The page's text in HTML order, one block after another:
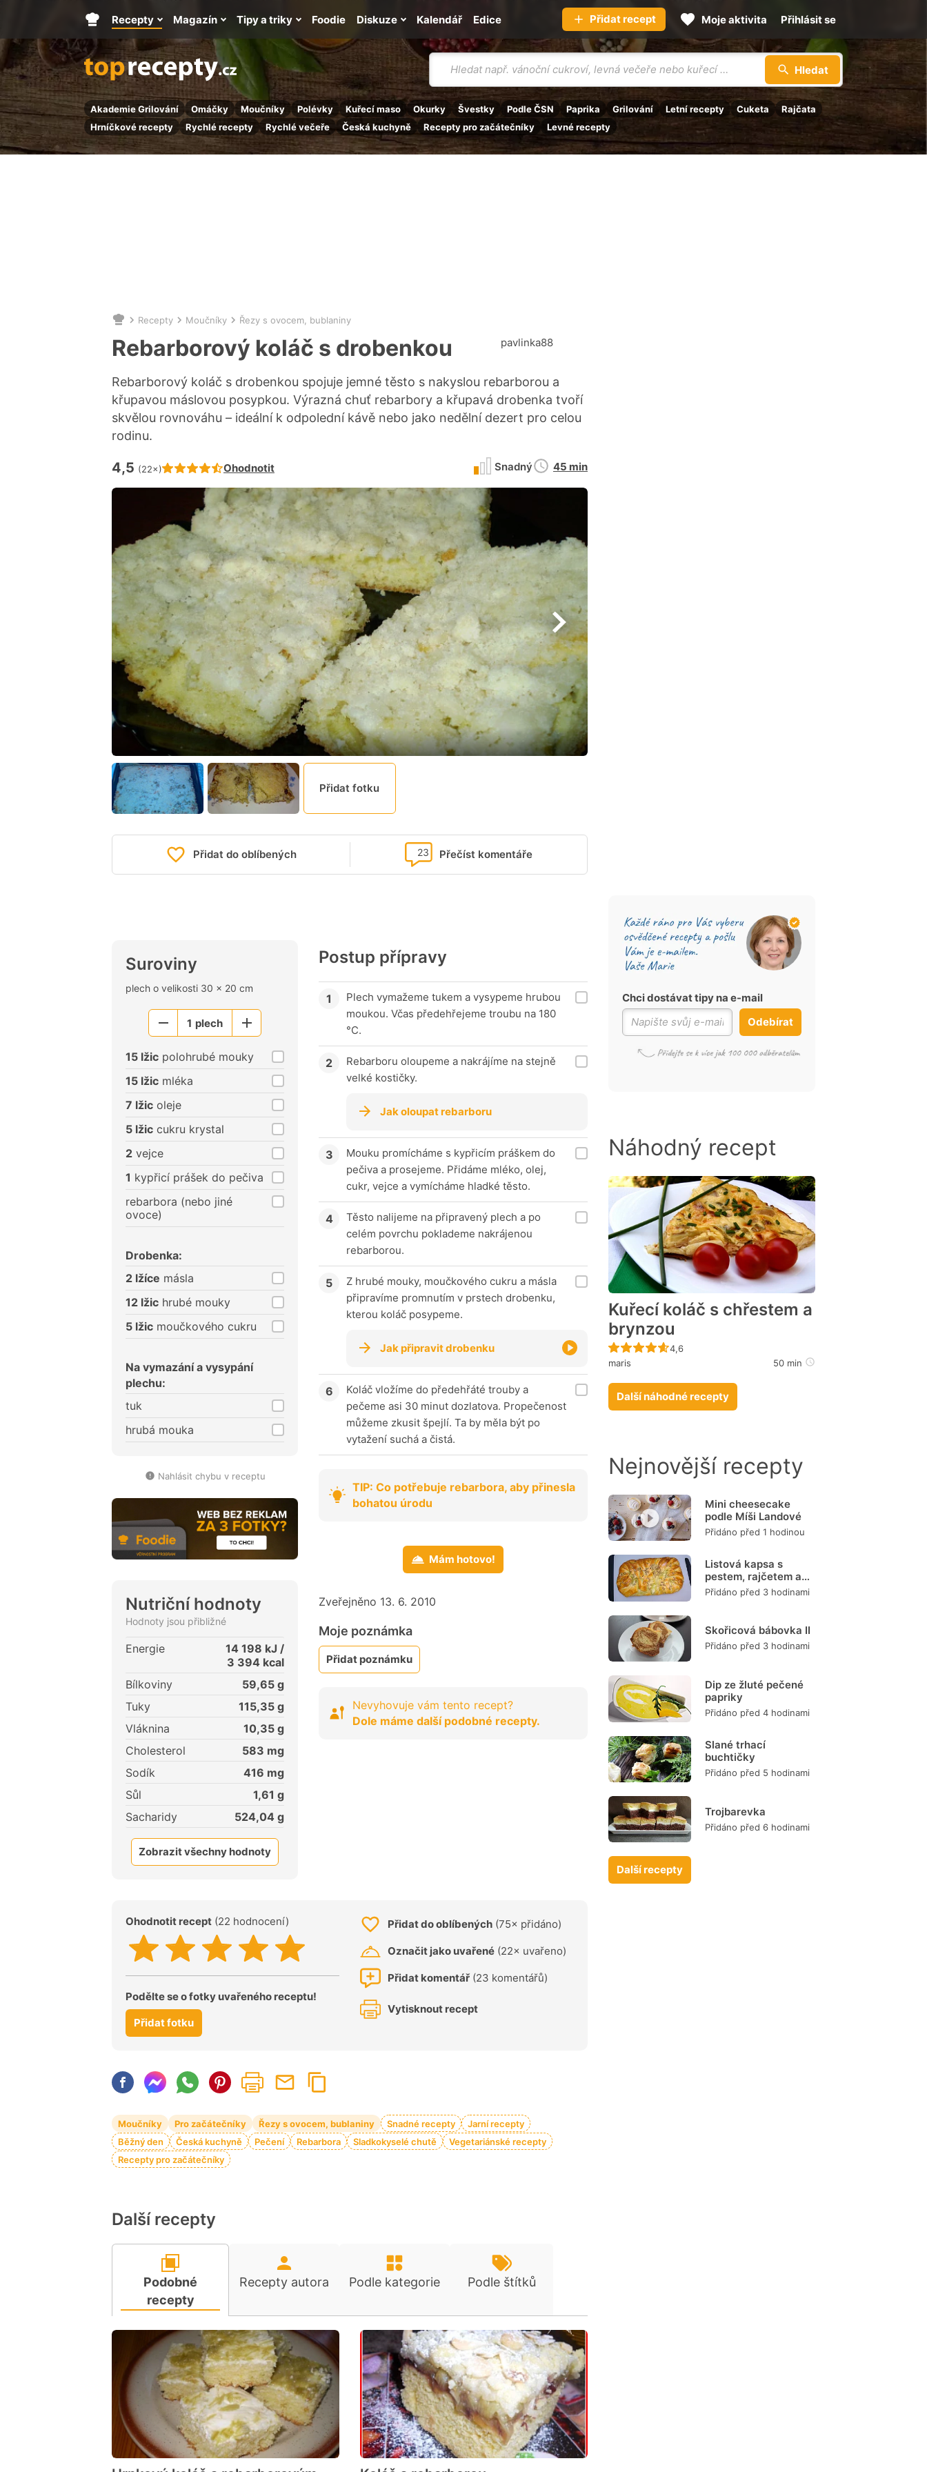
Vyhledávání
Hledat
Akademie Grilování Omáčky Moučníky Polévky Kuřecí maso Okurky Švestky Podle ČSN Paprika Grilování Letní recepty Cuketa
Rajčata
Hrníčkové recepty
Rychlé recepty Rychlé večeře Česká kuchyně Recepty pro začátečníky Levné recepty
Hlavní
stránka
Recepty Magazín Tipy a triky Kalendář
Foodie Diskuze Edice Přidat recept Moje aktivita Přihlásit se
Nacházíte
se
zde:
Recepty Moučníky Řezy s ovocem, bublaniny
Rebarborový koláč s drobenkou
Rebarborový koláč s drobenkou spojuje jemné těsto s nakyslou rebarborou a
křupavou máslovou posypkou. Výrazná chuť rebarbory a křupavá drobenka tvoří
skvělou rovnováhu – ideální k odpolední kávě nebo jako nedělní dezert pro celou
rodinu.
Hodnocení receptu je
4,5 (22×) Ohodnotit
pavlinka88
Snadný
Doba
45 min
Přidat fotku
Přidat do oblíbených Přečíst komentáře
23
Suroviny
plech o velikosti 30 x 20 cm
Menší
1 plech
Větší
15 lžic polohrubé mouky
15 lžic mléka
7 lžic oleje
5 lžic cukru krystal
2 vejce
1 kypřicí prášek do pečiva
rebarbora (nebo jiné
ovoce)
Drobenka:
2 lžíce másla
12 lžic hrubé mouky
5 lžic moučkového cukru
Na vymazání a vysypání
plechu:
tuk
hrubá mouka
Nahlásit chybu v receptu
Nutriční hodnoty
Hodnoty jsou přibližné
Energie 14 198 kJ /
3 394 kcal
Bílkoviny
59,65 g
Tuky
115,35 g
Vláknina
10,35 g
Cholesterol
583 mg
Sodík
416 mg
Sůl
1,61 g
Sacharidy
524,04 g
Zobrazit všechny hodnoty
Postup přípravy
Plech vymažeme tukem a vysypeme hrubou
moukou. Včas předehřejeme troubu na 180
°C.
Rebarboru oloupeme a nakrájíme na stejně
velké kostičky.
Jak oloupat rebarboru
Mouku promícháme s kypřicím práškem do
pečiva a prosejeme. Přidáme mléko, olej,
cukr, vejce a vymícháme hladké těsto.
Těsto nalijeme na připravený plech a po
celém povrchu poklademe nakrájenou
rebarborou.
Z hrubé mouky, moučkového cukru a másla
připravíme promnutím v prstech drobenku,
kterou koláč posypeme.
Jak připravit drobenku
Koláč vložíme do předehřáté trouby a
pečeme asi 30 minut dozlatova. Propečenost
můžeme zkusit špejlí. Ta by měla být po
vytažení suchá a čistá.
TIP: Co potřebuje rebarbora, aby přinesla
bohatou úrodu
Mám hotovo!
Zveřejněno 13. 6. 2010
Moje poznámka
Přidat poznámku
Nevyhovuje vám tento recept?
Dole máme další podobné recepty.
Ohodnotit recept (22 hodnocení)
Podělte se o fotky uvařeného receptu!
Přidat fotku
Přidat do oblíbených (75× přidáno)
Označit jako uvařené (22× uvařeno)
Přidat komentář (23 komentářů)
Vytisknout recept
Moučníky Pro začátečníky Řezy s ovocem, bublaniny Snadné recepty
Jarní recepty
Běžný den
Česká kuchyně Pečení Rebarbora Sladkokyselé chutě
Vegetariánské recepty
Recepty pro začátečníky
Další recepty
Podobné
recepty
Recepty autora Podle kategorie Podle štítků
Chci dostávat tipy na e-mail
Odebírat
Náhodný recept
Kuřecí koláč s chřestem a
brynzou
Recept ještě nebyl hodnocen
4,6
maris
50 min
Další náhodné recepty
Nejnovější recepty
Mini cheesecake
podle Míši Landové
Přidáno před 1 hodinou
Listová kapsa s
pestem, rajčetem a
mozzarellou
Přidáno před 3 hodinami
Skořicová bábovka II
Přidáno před 3 hodinami
Dip ze žluté pečené
papriky
Přidáno před 4 hodinami
Slané trhací
buchtičky
Přidáno před 5 hodinami
Trojbarevka
Přidáno před 6 hodinami
Další recepty